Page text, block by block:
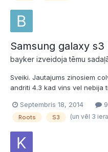
Samsung galaxy
bayker izveidoja tēmu
Sveiki. Jautajums zinosiem
andriti 4.3 kad vins vel nebija
nopirku ? respektivi os ar
setingus labak neaiztikt... ir k...
Septembris 18, 2014
Roots S3 (un vēl 3